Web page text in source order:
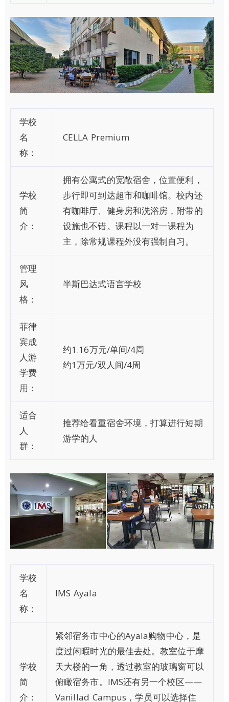
学校
名
称：
CELLA Premium
学校
简
介：
拥有公寓式的宽敞宿舍，位置便利，
步行即可到达超市和咖啡馆。校内还
有咖啡厅、健身房和洗浴房，附带的
设施也不错。课程以一对一课程为
主，除常规课程外没有强制自习。
管理
风
格：
半斯巴达式语言学校
菲律
宾成
人游
学费
用：
约1.16万元/单间/4周
约1万元/双人间/4周
适合
人
群：
推荐给看重宿舍环境，打算进行短期
游学的人
学校
名
称：
IMS Ayala
学校
简
介：
紧邻宿务市中心的Ayala购物中心，是
度过闲暇时光的最佳去处。教室位于摩
天大楼的一角，透过教室的玻璃窗可以
俯瞰宿务市。IMS还有另一个校区——
Vanillad Campus，学员可以选择住